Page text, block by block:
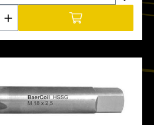
gewünschten Wert ein oder